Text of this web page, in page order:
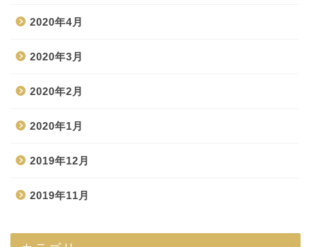
2020年4月
2020年3月
2020年2月
2020年1月
2019年12月
2019年11月